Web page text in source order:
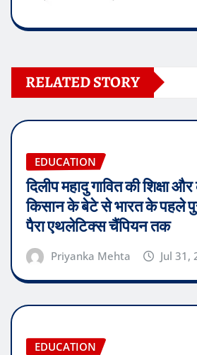
RELATED STORY
EDUCATION
दिलीप महादु गावित की शिक्षा
किसान के बेटे से भारत के पहले
पैरा एथलेटिक्स चैंपियन तक
Priyanka Mehta Jul 31,
EDUCATION